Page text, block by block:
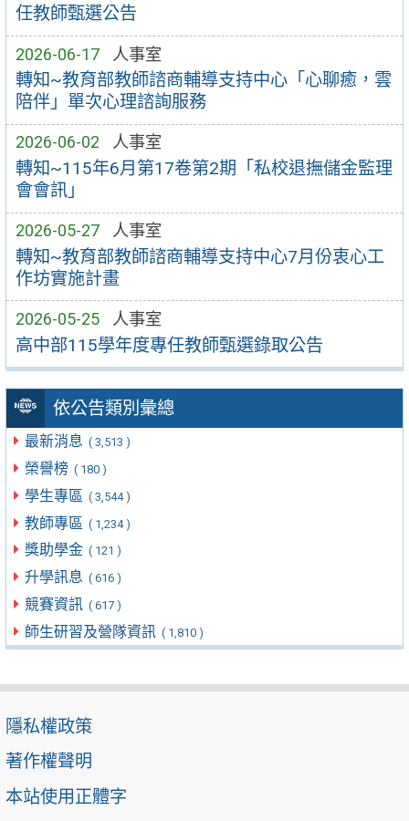
任教師甄選公告
2026-06-17 人事室
轉知~教育部教師諮商輔導支持中心「心聊癒，雲
陪伴」單次心理諮詢服務
2026-06-02 人事室
轉知~115年6月第17卷第2期「私校退撫儲金監理
會會訊」
2026-05-27 人事室
轉知~教育部教師諮商輔導支持中心7月份衷心工
作坊實施計畫
2026-05-25 人事室
高中部115學年度專任教師甄選錄取公告
依公告類別彙總
最新消息 ( 3,513 )
榮譽榜 ( 180 )
學生專區 ( 3,544 )
教師專區 ( 1,234 )
獎助學金 ( 121 )
升學訊息 ( 616 )
競賽資訊 ( 617 )
師生研習及營隊資訊 ( 1,810 )
隱私權政策
著作權聲明
本站使用正體字